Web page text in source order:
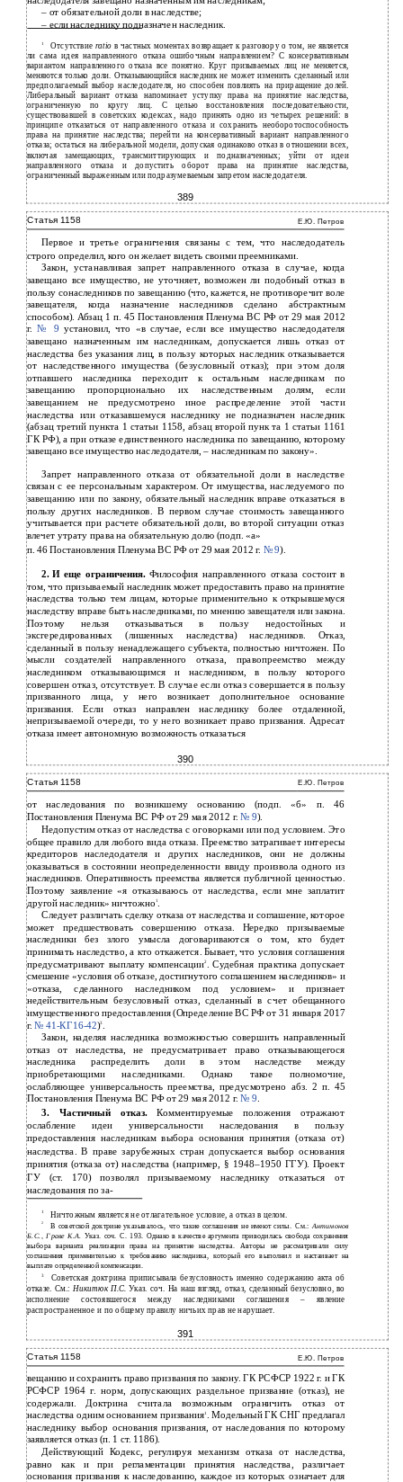
– от обязательной доли в наследстве;
– если наследнику подназначен наследник.
1 Отсутствие ratioв частных моментах возвращает к разговору о том, не является
ли сама идея направленного отказа ошибочным направлением? С консервативным
вариантом направленного отказа все понятно. Круг призываемых лиц не меняется,
меняются только доли. Отказывающийся наследник не может изменить сделанный или
предполагаемый выбор наследодателя, но способен повлиять на приращение долей.
Либеральный вариант отказа напоминает уступку права на принятие наследства,
ограниченную по кругу лиц. С целью восстановления последовательности,
существовавшей в советских кодексах, надо принять одно из четырех решений: в
принципе отказаться от направленного отказа и сохранить необоротоспособность
права на принятие наследства; перейти на консервативный вариант направленного
отказа; остаться на либеральной модели, допуская одинаково отказ в отношении всех,
включая замещающих, трансмиттирующих и подназначенных; уйти от идеи
направленного отказа и допустить оборот права на принятие наследства,
ограниченный выраженным или подразумеваемым запретом наследодателя.
389
Статья 1158 Е.Ю. Петров
Первое и третье ограничения связаны с тем, что наследодатель
строго определил, кого он желает видеть своими преемниками.
Закон, устанавливая запрет направленного отказа в случае, когда
завещано все имущество, не уточняет, возможен ли подобный отказ в
пользу сонаследников по завещанию (что, кажется, не противоречит воле
завещателя, когда назначение наследников сделано абстрактным
способом). Абзац 1 п. 45 Постановления Пленума ВС РФ от 29 мая 2012
г.№ 9установил, что «в случае, если все имущество наследодателя
завещано назначенным им наследникам, допускается лишь отказ от
наследства без указания лиц, в пользу которых наследник отказывается
от наследственного имущества (безусловный отказ); при этом доля
отпавшего наследника переходит к остальным наследникам по
завещанию пропорционально их наследственным долям, если
завещанием не предусмотрено иное распределение этой части
наследства или отказавшемуся наследнику не подназначен наследник
(абзац третий пункта 1 статьи 1158, абзац второй пунк­ та 1 статьи 1161
ГК РФ), а при отказе единственного наследника по завещанию, которому
завещано все имущество наследодателя, – наследникам по закону».
Запрет направленного отказа от обязательной доли в наследстве
связан с ее персональным характером. От имущества, наследуемого по
завещанию или по закону, обязательный наследник вправе отказаться в
пользу других наследников. В первом случае стоимость завещанного
учитывается при расчете обязательной доли, во второй ситуации отказ
влечет утрату права на обязательную долю (подп. «а»
п. 46 Постановления Пленума ВС РФ от 29 мая 2012 г. № 9).
2. И еще ограничения. Философия направленного отказа состоит в
том, что призываемый наследник может предоставить право на принятие
наследства только тем лицам, которые применительно к открывшемуся
наследству вправе быть наследниками, по мнению завещателя или закона.
Поэтому нельзя отказываться в пользу недостойных и
эксгередированных (лишенных наследства) наследников. Отказ,
сделанный в пользу ненадлежащего субъекта, полностью ничтожен. По
мысли создателей направленного отказа, правопреемство между
наследником отказывающимся и наследником, в пользу которого
совершен отказ, отсутствует. В случае если отказ совершается в пользу
призванного лица, у него возникает дополнительное основание
призвания. Если отказ направлен наследнику более отдаленной,
непризываемой очереди, то у него возникает право призвания. Адресат
отказа имеет автономную возможность отказаться
390
Статья 1158 Е.Ю. Петров
от наследования по возникшему основанию (подп. «б» п. 46
Постановления Пленума ВС РФ от 29 мая 2012 г. № 9).
Недопустим отказ от наследства с оговорками или под условием. Это
общее правило для любого вида отказа. Преемство затрагивает интересы
кредиторов наследодателя и других наследников, они не должны
оказываться в состоянии неопределенности ввиду произвола одного из
наследников. Оперативность преемства является публичной ценностью.
Поэтому заявление «я отказываюсь от наследства, если мне заплатит
другой наследник» ничтожно1.
Следует различать сделку отказа от наследства и соглашение, которое
может предшествовать совершению отказа. Нередко призываемые
наследники без злого умысла договариваются о том, кто будет
принимать наследство, а кто откажется. Бывает, что условия соглашения
предусматривают выплату компенсации2. Судебная практика допускает
смешение «условия об отказе, достигнутого соглашением наследников» и
«отказа, сделанного наследником под условием» и признает
недействительным безусловный отказ, сделанный в счет обещанного
имущественного предоставления (Определение ВС РФ от 31 января 2017
г.№41-КГ16-42)3 .
Закон, наделяя наследника возможностью совершить направленный
отказ от наследства, не предусматривает право отказывающегося
наследника распределить доли в этом наследстве между
приобретающими наследниками. Однако такое полномочие,
ослабляющее универсальность преемства, предусмотрено абз. 2 п. 45
Постановления Пленума ВС РФ от 29 мая 2012 г. № 9.
3. Частичный отказ.Комментируемые положения отражают
ослабление идеи универсальности наследования в пользу
предоставления наследникам выбора основания принятия (отказа от)
наследства. В праве зарубежных стран допускается выбор основания
принятия (отказа от) наследства (например, § 1948–1950 ГГУ). Проект
ГУ (ст. 170) позволял призываемому наследнику отказаться от
наследования по за-
1 Ничтожным является не отлагательное условие, а отказ в целом.
2 В советской доктрине указывалось, что такие соглашения не имеют силы. См.: Антимонов
Б.С., Граве К.А. Указ. соч. С. 193. Однако в качестве аргумента приводилась свобода сохранения
выбора варианта реализации права на принятие наследства. Авторы не рассматривали силу
соглашения применительно к требованию наследника, который его выполнил и настаивает на
выплате определенной компенсации.
3Советская доктрина приписывала безусловность именно содержанию акта об
отказе. См.: Никитюк П.С.Указ. соч. На наш взгляд, отказ, сделанный безусловно, во
исполнение состоявшегося между наследниками соглашения – явление
распространенное и по общему правилу ничьих прав не нарушает.
391
Статья 1158 Е.Ю. Петров
вещанию и сохранить право призвания по закону. ГК РСФСР 1922 г. и ГК
РСФСР 1964 г. норм, допускающих раздельное призвание (отказ), не
содержали. Доктрина считала возможным ограничить отказ от
наследства одним основанием призвания1. Модельный ГК СНГ предлагал
наследнику выбор основания призвания, от наследования по которому
заявляется отказ (п. 1 ст. 1186).
Действующий Кодекс, регулируя механизм отказа от наследства,
равно как и при регламентации принятия наследства, различает
основания призвания к наследованию, каждое из которых означает для